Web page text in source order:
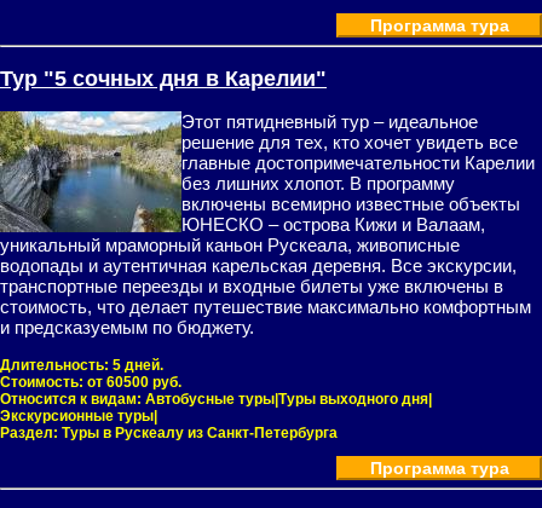
Программа тура
Тур "5 сочных дня в Карелии"
Этот пятидневный тур – идеальное
решение для тех, кто хочет увидеть все
главные достопримечательности Карелии
без лишних хлопот. В программу
включены всемирно известные объекты
ЮНЕСКО – острова Кижи и Валаам,
уникальный мраморный каньон Рускеала, живописные
водопады и аутентичная карельская деревня. Все экскурсии,
транспортные переезды и входные билеты уже включены в
стоимость, что делает путешествие максимально комфортным
и предсказуемым по бюджету.
Длительность: 5 дней.
Стоимость: от 60500 руб.
Относится к видам: Автобусные туры|Туры выходного дня|
Экскурсионные туры|
Раздел: Туры в Рускеалу из Санкт-Петербурга
Программа тура